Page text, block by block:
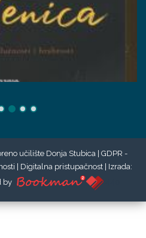
učilište Donja Stubica | GDPR -
Digitalna pristupačnost | Izrada:
by